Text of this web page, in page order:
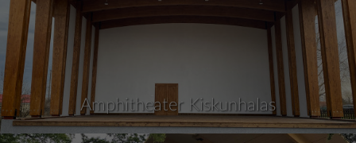
Amphitheater Kiskunhalas